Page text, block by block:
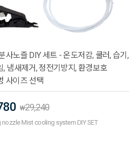
사노즐 DIY 세트 - 온도저감, 쿨러, 습기,
, 냄새제거, 정전기방지, 환경보호
사이즈 선택
₩29,240
Mist cooling system DIY SET